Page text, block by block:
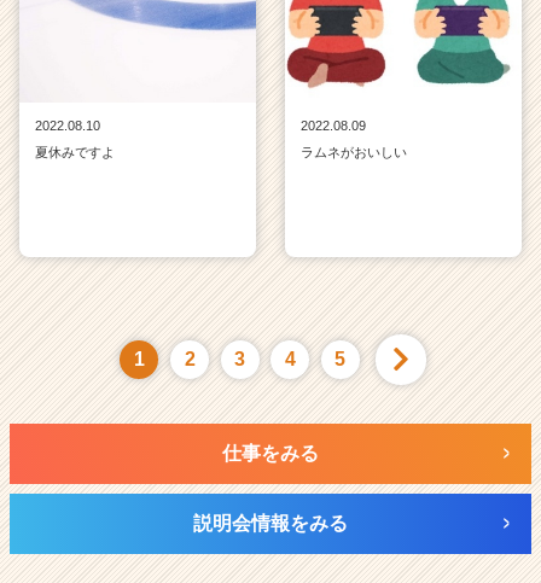
2022.08.10
夏休みですよ
2022.08.09
ラムネがおいしい
1 2 3 4 5
仕事をみる
説明会情報をみる